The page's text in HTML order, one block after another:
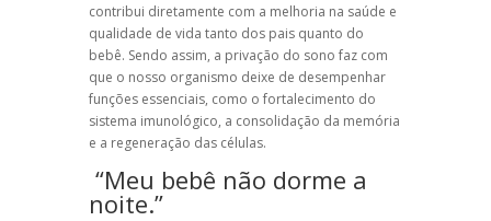
contribui diretamente com a melhoria na saúde e
qualidade de vida tanto dos pais quanto do
bebê. Sendo assim, a privação do sono faz com
que o nosso organismo deixe de desempenhar
funções essenciais, como o fortalecimento do
sistema imunológico, a consolidação da memória
e a regeneração das células.
“Meu bebê não dorme a
noite.”